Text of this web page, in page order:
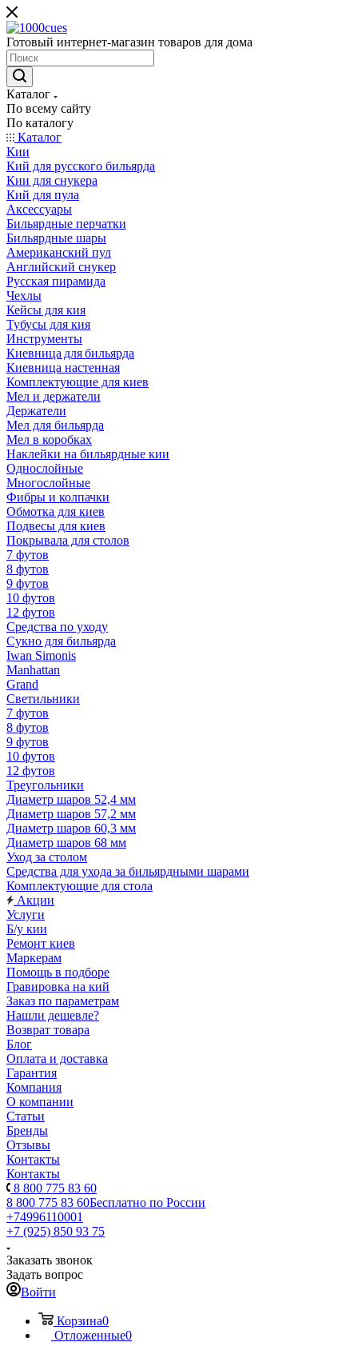
Готовый интернет-магазин товаров для дома
Каталог
По всему сайту
По каталогу
Каталог
Кии
Кий для русского бильярда
Кии для снукера
Кий для пула
Аксессуары
Бильярдные перчатки
Бильярдные шары
Американский пул
Английский снукер
Русская пирамида
Чехлы
Кейсы для кия
Тубусы для кия
Инструменты
Киевница для бильярда
Киевница настенная
Комплектующие для киев
Мел и держатели
Держатели
Мел для бильярда
Мел в коробках
Наклейки на бильярдные кии
Однослойные
Многослойные
Фибры и колпачки
Обмотка для киев
Подвесы для киев
Покрывала для столов
7 футов
8 футов
9 футов
10 футов
12 футов
Средства по уходу
Сукно для бильярда
Iwan Simonis
Manhattan
Grand
Светильники
7 футов
8 футов
9 футов
10 футов
12 футов
Треугольники
Диаметр шаров 52,4 мм
Диаметр шаров 57,2 мм
Диаметр шаров 60,3 мм
Диаметр шаров 68 мм
Уход за столом
Средства для ухода за бильярдными шарами
Комплектующие для стола
Акции
Услуги
Б/у кии
Ремонт киев
Маркерам
Помощь в подборе
Гравировка на кий
Заказ по параметрам
Нашли дешевле?
Возврат товара
Блог
Оплата и доставка
Гарантия
Компания
О компании
Статьи
Бренды
Отзывы
Контакты
Контакты
8 800 775 83 60
8 800 775 83 60Бесплатно по России
+74996110001
+7 (925) 850 93 75
Заказать звонок
Задать вопрос
Войти
Корзина0
Отложенные0